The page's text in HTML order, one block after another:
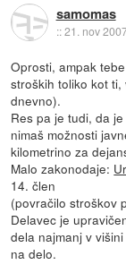
samomas
::21. nov
Oprosti, ampak
stroških toliko kot
dnevno).
Res pa je tudi, da
nimaš možnosti
kilometrino za
Malo zakonodaje:
14. člen
(povračilo stroškov
Delavec je
dela najmanj v
na delo.